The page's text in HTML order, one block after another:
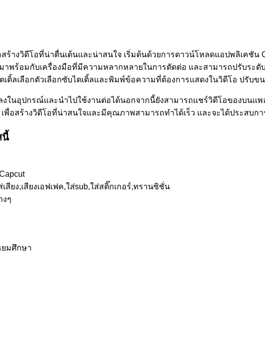
งวิดีโอที่น่าตื่นเต้นและน่าสนใจ เริ่มต้นด้วยการดาวน์โหลดแอปพลิเคชั
พร้อมกับเครื่องมือที่มีความหลากหลายในการตัดต่อ และสามารถปรับระดับ
เติ้ลเลือกตัวเลือกซับไตเติ้ลและพิมพ์ข้อความที่ต้องการแสดงในวิดีโอ ปรับ
ในอุปกรณ์และนำไปใช้งานต่อได้นอกจากนี้ยังสามารถแชร์วิดีโอของบนแพ
พื่อสร้างวิดีโอที่น่าสนใจและมีคุณภาพสามารถทำได้เร็ว และจะได้ประส
นี้
สียง,เสียงเอฟเฟค,ใส่sub,ใส่สติ๊กเกอร์,ทรานซิชั่น
ๆ
ยมศึกษา